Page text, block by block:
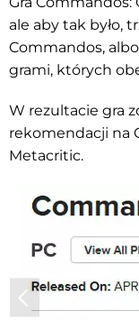
ale aby tak było,
Commandos,
grami, których
W rezultacie gra
rekomendacji na
Metacritic.